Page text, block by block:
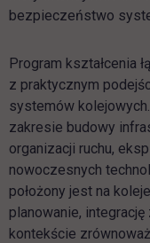
bezpieczeństwo
Program kształcenia
z praktycznym
systemów
zakresie budowy
organizacji ruchu,
nowoczesnych
położony jest na
planowanie,
kontekście